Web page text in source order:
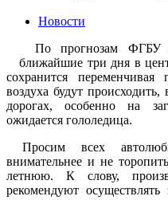
Новости
По прогнозам ФГБУ
ближайшие три дня в
сохранится
воздуха будут
дорогах, особенно на
ожидается гололедица.
Просим всех
внимательнее и не
летнюю. К слову,
рекомендуют